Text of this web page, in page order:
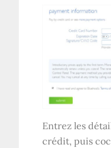
Entrez les
crédit, puis